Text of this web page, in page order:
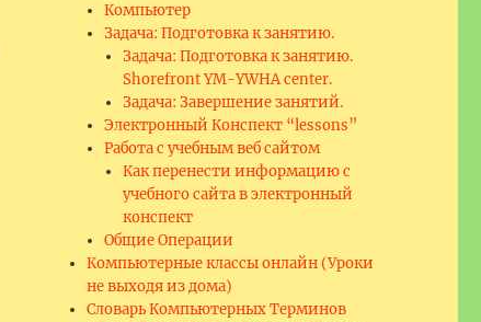
Компьютер
Задача: Подготовка к занятию.
Задача: Подготовка к занятию.
Shorefront YM-YWHA center.
Задача: Завершение занятий.
Электронный Конспект “lessons”
Работа с учебным веб сайтом
Как перенести информацию с
учебного сайта в электронный
конспект
Общие Операции
Компьютерные классы онлайн (Уроки
не выходя из дома)
Словарь Компьютерных Терминов